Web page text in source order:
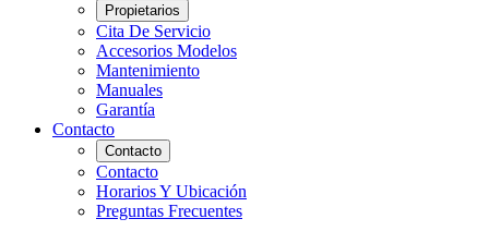
Propietarios
Cita De Servicio
Accesorios Modelos
Mantenimiento
Manuales
Garantía
Contacto
Contacto
Contacto
Horarios Y Ubicación
Preguntas Frecuentes